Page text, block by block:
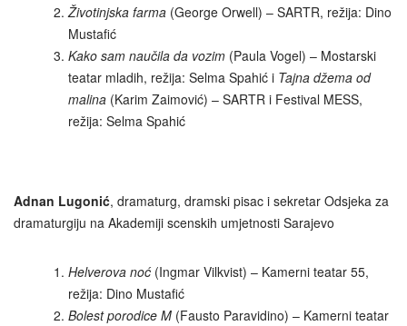
Životinjska farma (George Orwell) – SARTR, režija: Dino
Mustafić
Kako sam naučila da vozim (Paula Vogel) – Mostarski
teatar mladih, režija: Selma Spahić i Tajna džema od
malina (Karim Zaimović) – SARTR i Festival MESS,
režija: Selma Spahić
Adnan Lugonić, dramaturg, dramski pisac i sekretar Odsjeka za
dramaturgiju na Akademiji scenskih umjetnosti Sarajevo
Helverova noć (Ingmar Vilkvist) – Kamerni teatar 55,
režija: Dino Mustafić
Bolest porodice M (Fausto Paravidino) – Kamerni teatar